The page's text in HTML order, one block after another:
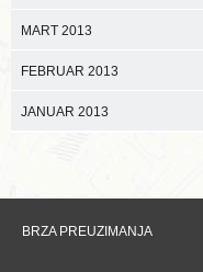
MART 2013
FEBRUAR 2013
JANUAR 2013
BRZA PREUZIMANJA